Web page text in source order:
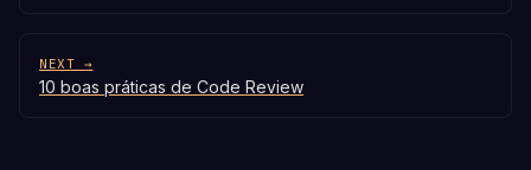
NEXT →
10 boas práticas de Code Review